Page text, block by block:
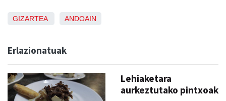
GIZARTEA ANDOAIN
Erlazionatuak
Lehiaketara
aurkeztutako pintxoak